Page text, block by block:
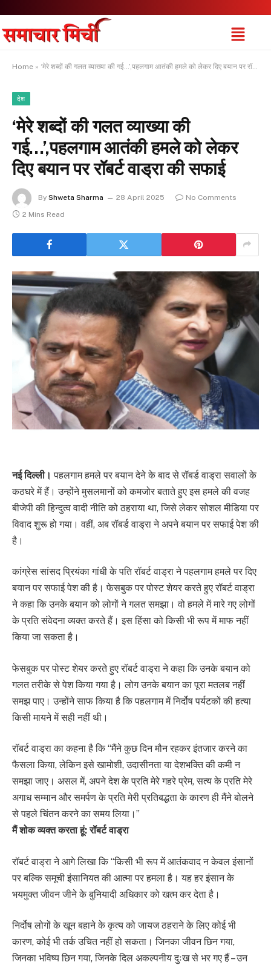
Home » ‘मेरे शब्दों की गलत व्याख्या की गई…’,पहलगाम आतंकी हमले को लेकर दिए बयान पर रॉबर्ट वाड्रा की सफाई
देश
‘मेरे शब्दों की गलत व्याख्या की
गई…’,पहलगाम आतंकी हमले को लेकर
दिए बयान पर रॉबर्ट वाड्रा की सफाई
By Shweta Sharma 28 April 2025
No Comments
2 Mins Read
नई दिल्ली। पहलगाम हमले पर बयान देने के बाद से रॉबर्ड वाड्रा सवालों के
कठघरे में हैं। उन्होंने मुसलमानों को कमजोर बताते हुए इस हमले की वजह
बीजेपी की हिन्दुत्व वादी नीति को ठहराया था, जिसे लेकर सोशल मीडिया पर
विवाद शुरू हो गया। वहीं, अब रॉबर्ड वाड्रा ने अपने बयान पर सफाई पेश की
है।
कांग्रेस सांसद प्रियंका गांधी के पति रॉबर्ट वाड्रा ने पहलगाम हमले पर दिए
बयान पर सफाई पेश की है। फेसबुक पर पोस्ट शेयर करते हुए रॉबर्ट वाड्रा
ने कहा कि उनके बयान को लोगों ने गलत समझा। वो हमले में मारे गए लोगों
के प्रति संवेदना व्यक्त करते हैं। इस हिंसा को किसी भी रूप में माफ नहीं
किया जा सकता है।
फेसबुक पर पोस्ट शेयर करते हुए रॉबर्ट वाड्रा ने कहा कि उनके बयान को
गलत तरीके से पेश किया गया है। लोग उनके बयान का पूरा मतलब नहीं
समझ पाए। उन्होंने साफ किया है कि पहलगाम में निर्दोष पर्यटकों की हत्या
किसी मायने में सही नहीं थी।
रॉबर्ट वाड्रा का कहना है कि “मैंने कुछ दिन मौन रहकर इंतजार करने का
फैसला किया, लेकिन इसे खामोशी, उदासीनता या देशभक्ति की कमी न
समझा जाए। असल में, अपने देश के प्रति मेरे गहरे प्रेम, सत्य के प्रति मेरे
अगाध सम्मान और समर्पण के प्रति मेरी प्रतिबद्धता के कारण ही मैंने बोलने
से पहले चिंतन करने का समय लिया।”
मैं शोक व्यक्त करता हूं: रॉबर्ट वाड्रा
रॉबर्ट वाड्रा ने आगे लिखा कि “किसी भी रूप में आतंकवाद न केवल इंसानों
पर बल्कि समूची इंसानियत की आत्मा पर हमला है। यह हर इंसान के
भयमुक्त जीवन जीने के बुनियादी अधिकार को खत्म कर देता है।
निर्दोष लोगों के खून बहाने के कृत्य को जायज ठहराने के लिए कोई भी
कारण, कोई भी तर्क उचित नहीं हो सकता। जिनका जीवन छिन गया,
जिनका भविष्य छिन गया, जिनके दिल अकल्पनीय दुःख से भर गए हैं – उन